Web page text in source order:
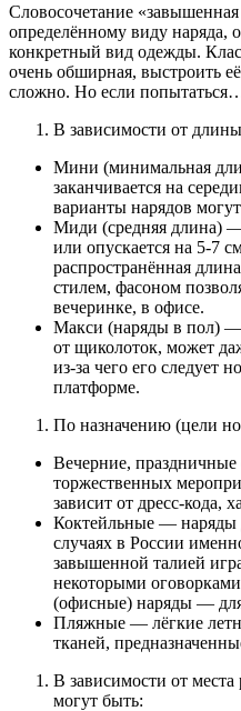
Словосочетание
определённому виду наряда,
конкретный вид одежды.
очень обширная, выстроить
сложно. Но если
В зависимости от
Мини (минимальная
заканчивается на
варианты нарядов
Миди (средняя длина)
или опускается на 5-7
распространённая
стилем, фасоном
вечеринке, в офисе.
Макси (наряды в пол) —
от щиколоток, может
из-за чего его следует
платформе.
По назначению (цели
Вечерние,
торжественных
зависит от дресс-кода,
Коктейльные —
случаях в России
завышенной талией
некоторыми
(офисные) наряды —
Пляжные — лёгкие
тканей,
В зависимости от
могут быть: